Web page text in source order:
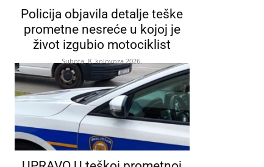
Policija objavila detalje teške
prometne nesreće u kojoj je
život izgubio motociklist
Subota, 8. kolovoza 2026.